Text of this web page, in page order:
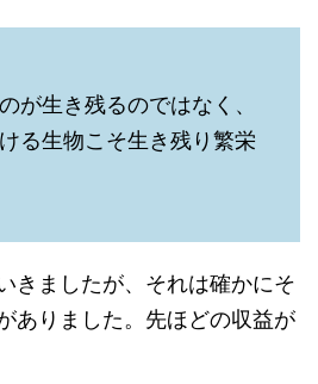
が生き残るのではなく、
る生物こそ生き残り繁栄
きましたが、それは確かにそ
ありました。先ほどの収益が